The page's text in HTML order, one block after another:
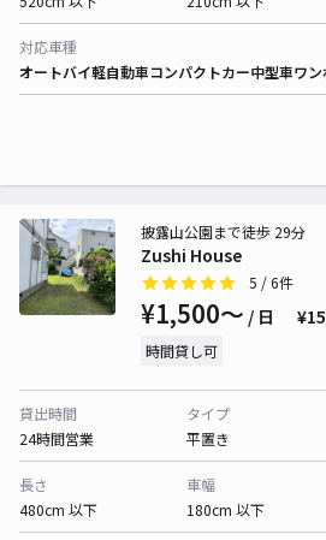
対応車種
オートバイ軽自動車コンパクトカー中型車ワン
Zushi House
披露山公園まで徒歩 29分
5 / 6件
¥1,500〜 / 日
時間貸し可
貸出時間
24時間営業
タイプ
平置き
長さ
480cm 以下
車幅
180cm 以下